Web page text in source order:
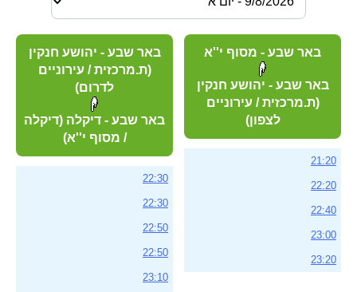
באר שבע - מסוף י''א
באר שבע - יהושע חנקין
(ת.מרכזית / עירוניים
לצפון)
21:20
22:20
22:40
23:00
23:20
באר שבע - יהושע חנקין
(ת.מרכזית / עירוניים
לדרום)
באר שבע - דיקלה (דיקלה
/ מסוף י''א)
22:30
22:30
22:50
22:50
23:10